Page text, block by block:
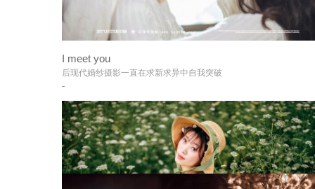
I meet you
后现代婚纱摄影一直在求新求异中自我突破
+
+